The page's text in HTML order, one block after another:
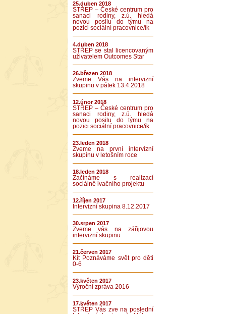
25.duben 2018
STŘEP – České centrum pro
sanaci rodiny, z.ú. hledá
novou posilu do týmu na
pozici sociální pracovnice/ík
4.duben 2018
STŘEP se stal licencovaným
uživatelem Outcomes Star
26.březen 2018
Zveme Vás na intervizní
skupinu v pátek 13.4.2018
12.únor 2018
STŘEP – České centrum pro
sanaci rodiny, z.ú. hledá
novou posilu do týmu na
pozici sociální pracovnice/ík
23.leden 2018
Zveme na první intervizní
skupinu v letošním roce
18.leden 2018
Začínáme s realizací
sociálně ivačního projektu
12.říjen 2017
Intervizní skupina 8.12.2017
30.srpen 2017
Zveme vás na zářijovou
intervizní skupinu
21.červen 2017
Kit Poznáváme svět pro děti
0-6
23.květen 2017
Výroční zpráva 2016
17.květen 2017
STŘEP Vás zve na poslední